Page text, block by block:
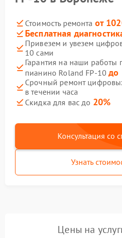
Стоимость ремонта от
Бесплатная
Привезем и увезем
10 сами
Гарантия на наши
пианино Roland FP-10до
Срочный ремонт
в течении часа
Скидка для вас до 20%
Консультация со
Узнать
Цены на